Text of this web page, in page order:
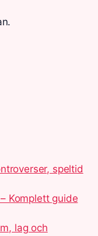
speltid
Komplett guide
lag och